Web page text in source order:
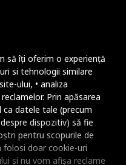
să îți oferim o experiență
si tehnologii similare
ului, • analiza
Prin apăsarea
ca datele tale (precum
dispozitiv) să fie
pentru scopurile de
folosi doar cookie-uri
și nu vom afișa reclame
Micsoreaza
Mareste spatierea
Micsoreaza
Mareste inaltimea